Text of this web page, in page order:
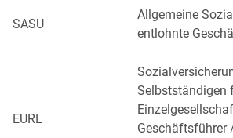
SASU
Allgemeine
entlohnte
EURL
Selbstständigen
Geschäftsführer